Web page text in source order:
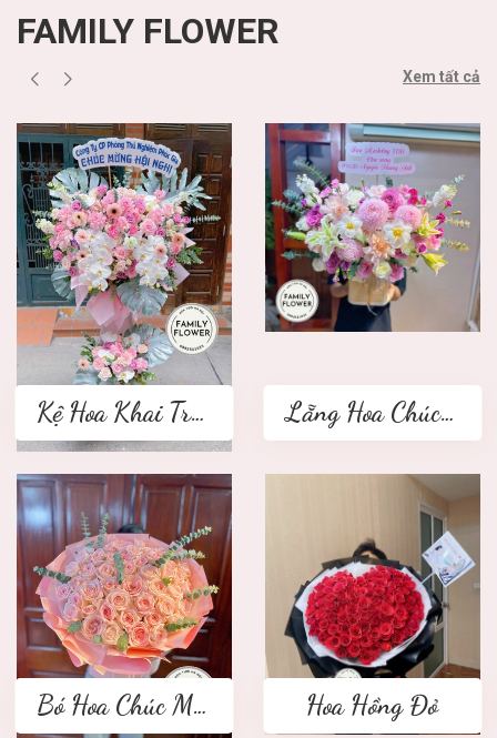
FAMILY FLOWER
Xem tất cả
Kệ Hoa Khai Trương 2 tầng Lẵng Hoa Chúc Mừng
Bó Hoa Chúc Mừng Hoa Hồng Đỏ